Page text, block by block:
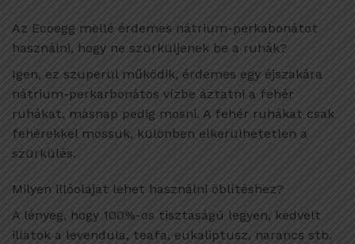
Az Ecoegg mellé érdemes nátrium-perkabonátot
használni, hogy ne szürküljenek be a ruhák?
Igen, ez szuperül működik, érdemes egy éjszakára
nátrium-perkarbonátos vízbe áztatni a fehér
ruhákat, másnap pedig mosni. A fehér ruhákat csak
fehérekkel mossuk, különben elkerülhetetlen a
szürkülés.
Milyen illóolajat lehet használni öblítéshez?
A lényeg, hogy 100%-os tisztaságú legyen, kedvelt
illatok a levendula, teafa, eukaliptusz, narancs stb.